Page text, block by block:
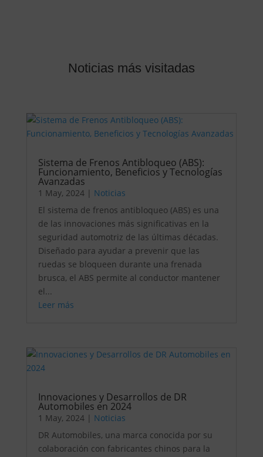
Noticias más visitadas
Sistema de Frenos Antibloqueo (ABS):
Funcionamiento, Beneficios y Tecnologías
Avanzadas
1 May, 2024| Noticias
El sistema de frenos antibloqueo (ABS) es una
de las innovaciones más significativas en la
seguridad automotriz de las últimas décadas.
Diseñado para ayudar a prevenir que las
ruedas se bloqueen durante una frenada
brusca, el ABS permite al conductor mantener
el...
Leer más
Innovaciones y Desarrollos de DR
Automobiles en 2024
1 May, 2024| Noticias
DR Automobiles, una marca conocida por su
colaboración con fabricantes chinos para la